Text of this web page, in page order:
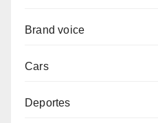
Brand voice
Cars
Deportes